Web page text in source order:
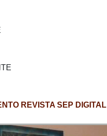
REVISTA SEP DIGITAL